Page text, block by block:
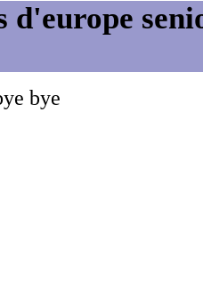
d'europe
bye